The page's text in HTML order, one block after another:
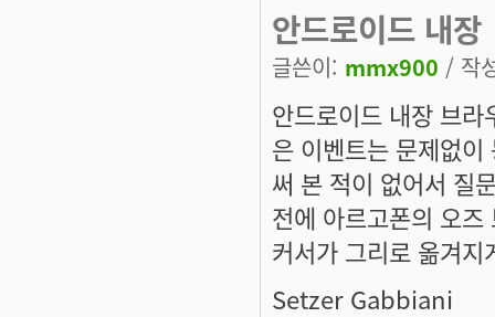
안드로이드 내장
글쓴이: mmx900 / 작
안드로이드 내장 브
은 이벤트는 문제없이
써 본 적이 없어서 질
전에 아르고폰의 오
커서가 그리로 옮겨지
Setzer Gabbiani